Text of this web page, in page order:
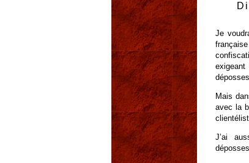
Je
Mais
avec la
J’ai